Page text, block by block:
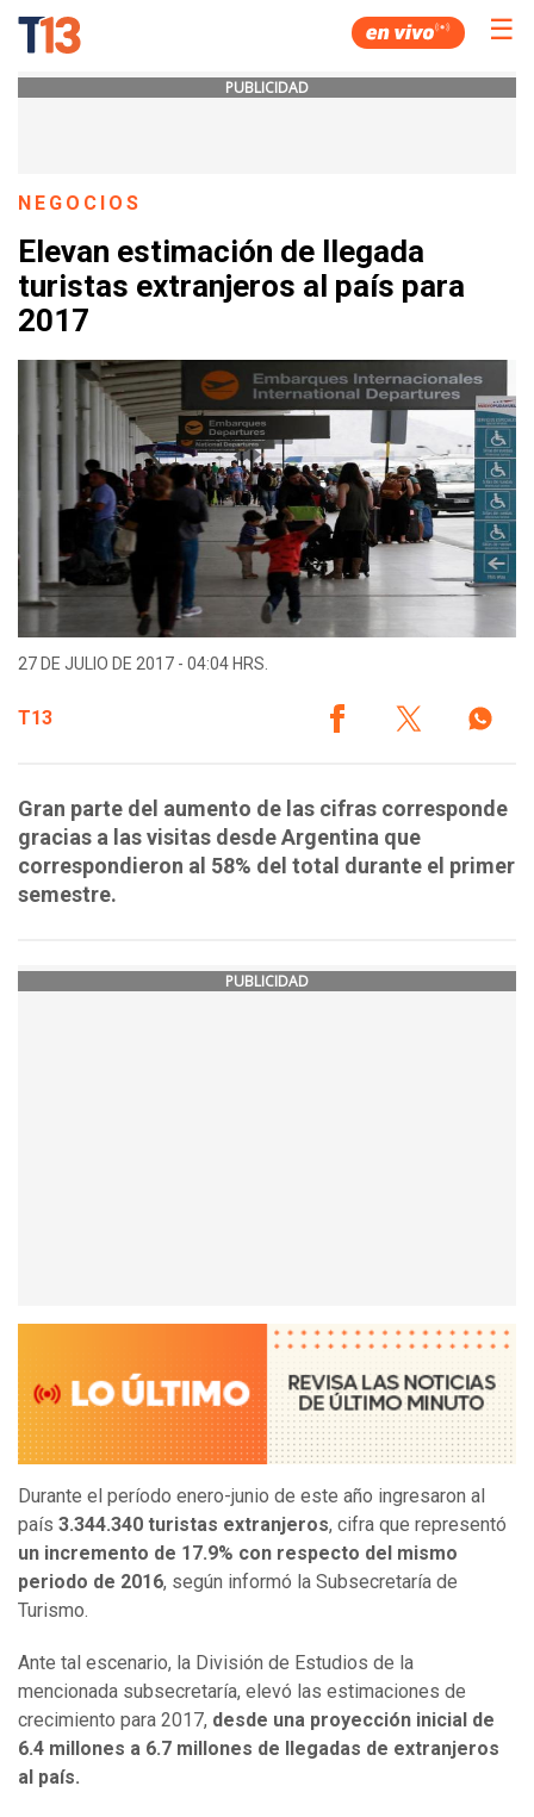
☰
PUBLICIDAD
NEGOCIOS
Elevan estimación de llegada
turistas extranjeros al país para
2017
27 DE JULIO DE 2017 - 04:04 HRS.
T13
Gran parte del aumento de las cifras corresponde
gracias a las visitas desde Argentina que
correspondieron al 58% del total durante el primer
semestre.
PUBLICIDAD
Durante el período enero-junio de este año ingresaron al
país 3.344.340 turistas extranjeros, cifra que representó
un incremento de 17.9% con respecto del mismo
periodo de 2016, según informó la Subsecretaría de
Turismo.
Ante tal escenario, la División de Estudios de la
mencionada subsecretaría, elevó las estimaciones de
crecimiento para 2017, desde una proyección inicial de
6.4 millones a 6.7 millones de llegadas de extranjeros
al país.